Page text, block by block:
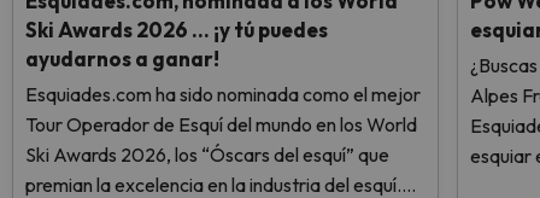
Ski Awards 2026 … ¡y tú puedes
ayudarnos a ganar!
Esquiades.com ha sido nominada como el mejor
Tour Operador de Esquí del mundo en los World
Ski Awards 2026, los “Óscars del esquí” que
premian la excelencia en la industria del esquí.
Alpes
esquiar